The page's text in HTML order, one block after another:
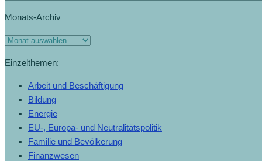
Monats-Archiv
Einzelthemen:
Arbeit und Beschäftigung
Bildung
Energie
EU-, Europa- und Neutralitätspolitik
Familie und Bevölkerung
Finanzwesen